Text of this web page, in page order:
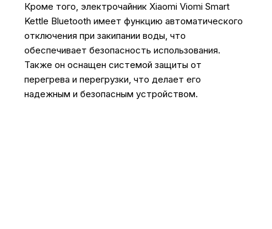
Кроме того, электрочайник Xiaomi Viomi Smart
Kettle Bluetooth имеет функцию автоматического
отключения при закипании воды, что
обеспечивает безопасность использования.
Также он оснащен системой защиты от
перегрева и перегрузки, что делает его
надежным и безопасным устройством.